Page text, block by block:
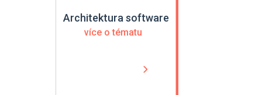
Architektura software
více o tématu